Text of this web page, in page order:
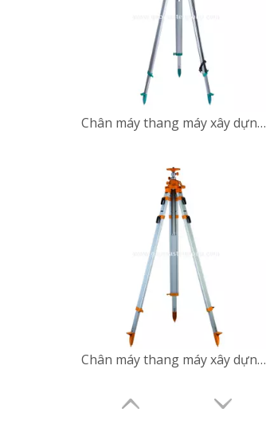
Chân máy thang máy xây dựng (3,9m)
Chân máy thang máy xây dựng (3,9m)